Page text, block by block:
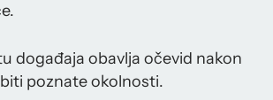
događaja obavlja očevid nakon
poznate okolnosti.